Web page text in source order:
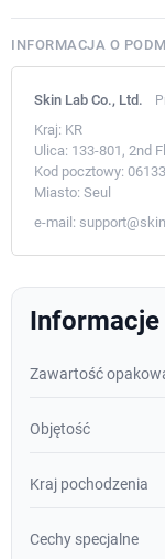
INFORMACJA O
Skin Lab Co., Ltd.
Kraj: KR
Ulica: 133-801, 2nd
Kod pocztowy: 06133
Miasto: Seul
e-mail:
Zawartość
Objętość
Kraj pochodzenia
Cechy specjalne